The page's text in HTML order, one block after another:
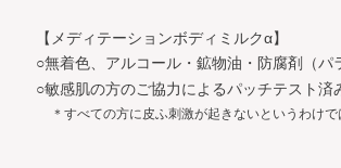
【メディテーションボディミルクα】
○無着色、アルコール・鉱物油・防腐剤（パ
○敏感肌の方のご協力によるパッチテスト済
＊すべての方に皮ふ刺激が起きないというわけで